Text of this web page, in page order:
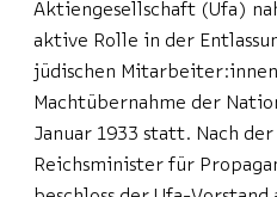
Aktiengesellschaft (Ufa)
aktive Rolle in der
jüdischen
Machtübernahme der
Januar 1933 statt. Nach
Reichsminister für